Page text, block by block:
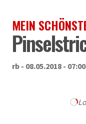
MEIN
rb - 08.05.2018 -